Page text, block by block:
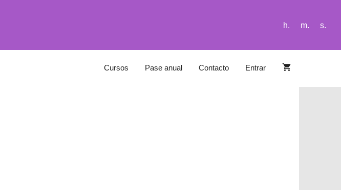
h. m. s.
Cursos Pase anual Contacto Entrar